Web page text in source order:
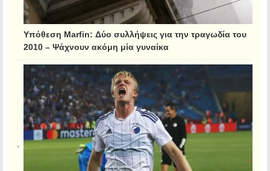
Υπόθεση Marfin: Δύο συλλήψεις για την τραγωδία του
2010 – Ψάχνουν ακόμη μία γυναίκα